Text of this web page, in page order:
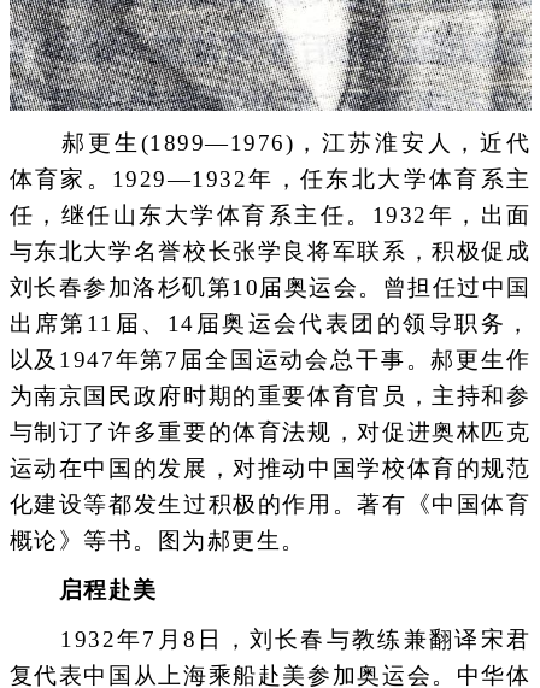
郝更生(1899—1976)，江苏淮安人，近代
体育家。1929—1932年，任东北大学体育系主
任，继任山东大学体育系主任。1932年，出面
与东北大学名誉校长张学良将军联系，积极促成
刘长春参加洛杉矶第10届奥运会。曾担任过中国
出席第11届、14届奥运会代表团的领导职务，
以及1947年第7届全国运动会总干事。郝更生作
为南京国民政府时期的重要体育官员，主持和参
与制订了许多重要的体育法规，对促进奥林匹克
运动在中国的发展，对推动中国学校体育的规范
化建设等都发生过积极的作用。著有《中国体育
概论》等书。图为郝更生。
启程赴美
1932年7月8日，刘长春与教练兼翻译宋君
复代表中国从上海乘船赴美参加奥运会。中华体